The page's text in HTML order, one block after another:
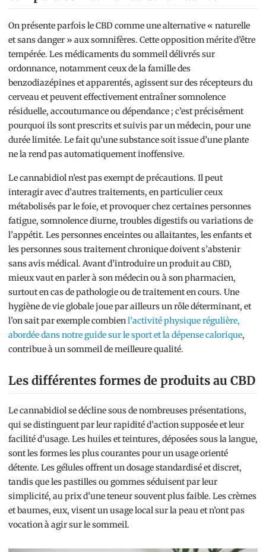
On présente parfois le CBD comme une alternative « naturelle
et sans danger » aux somnifères. Cette opposition mérite d’être
tempérée. Les médicaments du sommeil délivrés sur
ordonnance, notamment ceux de la famille des
benzodiazépines et apparentés, agissent sur des récepteurs du
cerveau et peuvent effectivement entraîner somnolence
résiduelle, accoutumance ou dépendance ; c’est précisément
pourquoi ils sont prescrits et suivis par un médecin, pour une
durée limitée. Le fait qu’une substance soit issue d’une plante
ne la rend pas automatiquement inoffensive.
Le cannabidiol n’est pas exempt de précautions. Il peut
interagir avec d’autres traitements, en particulier ceux
métabolisés par le foie, et provoquer chez certaines personnes
fatigue, somnolence diurne, troubles digestifs ou variations de
l’appétit. Les personnes enceintes ou allaitantes, les enfants et
les personnes sous traitement chronique doivent s’abstenir
sans avis médical. Avant d’introduire un produit au CBD,
mieux vaut en parler à son médecin ou à son pharmacien,
surtout en cas de pathologie ou de traitement en cours. Une
hygiène de vie globale joue par ailleurs un rôle déterminant, et
l’on sait par exemple combienl’activité physique régulière,
abordée dans notre guide sur le sport et la dépense calorique,
contribue à un sommeil de meilleure qualité.
Les différentes formes de produits au CBD
Le cannabidiol se décline sous de nombreuses présentations,
qui se distinguent par leur rapidité d’action supposée et leur
facilité d’usage. Les huiles et teintures, déposées sous la langue,
sont les formes les plus courantes pour un usage orienté
détente. Les gélules offrent un dosage standardisé et discret,
tandis que les pastilles ou gommes séduisent par leur
simplicité, au prix d’une teneur souvent plus faible. Les crèmes
et baumes, eux, visent un usage local sur la peau et n’ont pas
vocation à agir sur le sommeil.